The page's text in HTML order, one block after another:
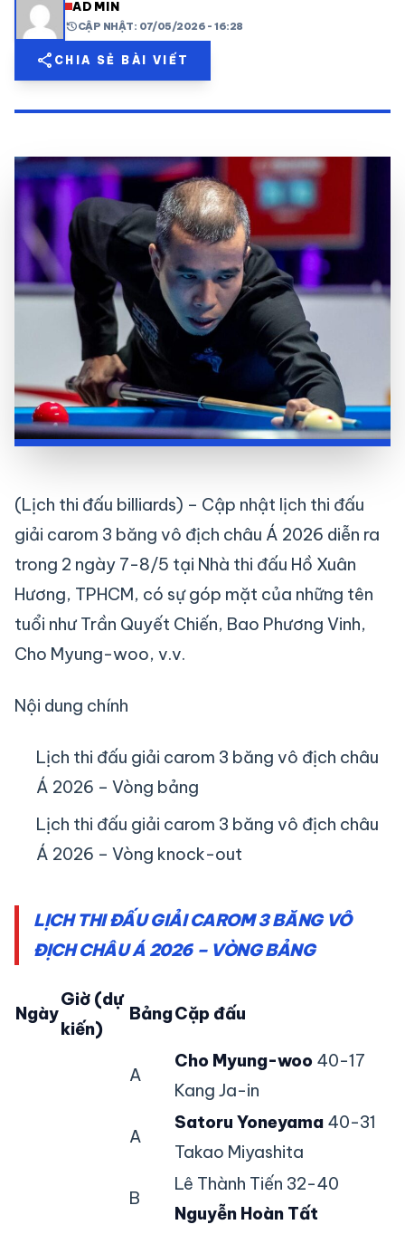
share mail
ADMIN
historyCẬP NHẬT: 07/05/2026 - 16:28
share CHIA SẺ BÀI VIẾT
(Lịch thi đấu billiards) – Cập nhật lịch thi đấu
giải carom 3 băng vô địch châu Á 2026 diễn ra
trong 2 ngày 7-8/5 tại Nhà thi đấu Hồ Xuân
Hương, TPHCM, có sự góp mặt của những tên
tuổi như Trần Quyết Chiến, Bao Phương Vinh,
Cho Myung-woo, v.v.
Nội dung chính
Lịch thi đấu giải carom 3 băng vô địch châu
Á 2026 – Vòng bảng
Lịch thi đấu giải carom 3 băng vô địch châu
Á 2026 – Vòng knock-out
LỊCH THI ĐẤU GIẢI CAROM 3 BĂNG VÔ
ĐỊCH CHÂU Á 2026 – VÒNG BẢNG
Ngày
Giờ (dự
kiến)
BảngCặp đấu
A
Cho Myung-woo 40-17
Kang Ja-in
A
Satoru Yoneyama 40-31
Takao Miyashita
B
Lê Thành Tiến 32-40
Nguyễn Hoàn Tất